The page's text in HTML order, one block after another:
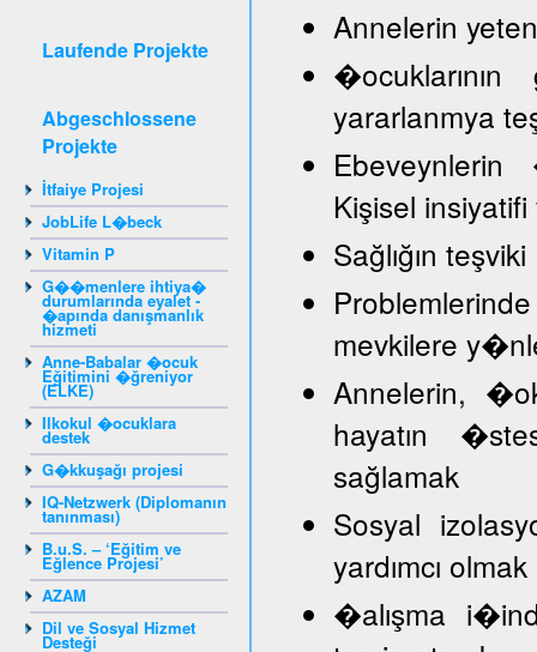
Laufende Projekte
Abgeschlossene
Projekte
İtfaiye Projesi
JobLife L�beck
Vitamin P
G��menlere ihtiya�
durumlarında eyalet -
�apında danışmanlık
hizmeti
Anne-Babalar �ocuk
Eğitimini �ğreniyor
(ELKE)
Ilkokul �ocuklara
destek
G�kkuşağı projesi
IQ-Netzwerk (Diplomanın
tanınması)
B.u.S. – ‘Eğitim ve
Eğlence Projesi’
AZAM
Dil ve Sosyal Hizmet
Desteği
Annelerin
yararlanmya
Kişisel
Sağlığın teşviki
mevkilere
Annelerin,
hayatın
sağlamak
Sosyal
yardımcı olmak
�alışma